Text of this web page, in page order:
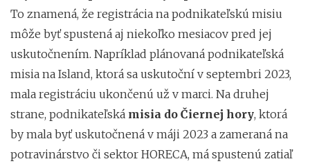
To znamená, že registrácia na podnikateľskú misiu
môže byť spustená aj niekoľko mesiacov pred jej
uskutočnením. Napríklad plánovaná podnikateľská
misia na Island, ktorá sa uskutoční v septembri 2023,
mala registráciu ukončenú už v marci. Na druhej
strane, podnikateľská misia do Čiernej hory, ktorá
by mala byť uskutočnená v máji 2023 a zameraná na
potravinárstvo či sektor HORECA, má spustenú zatiaľ